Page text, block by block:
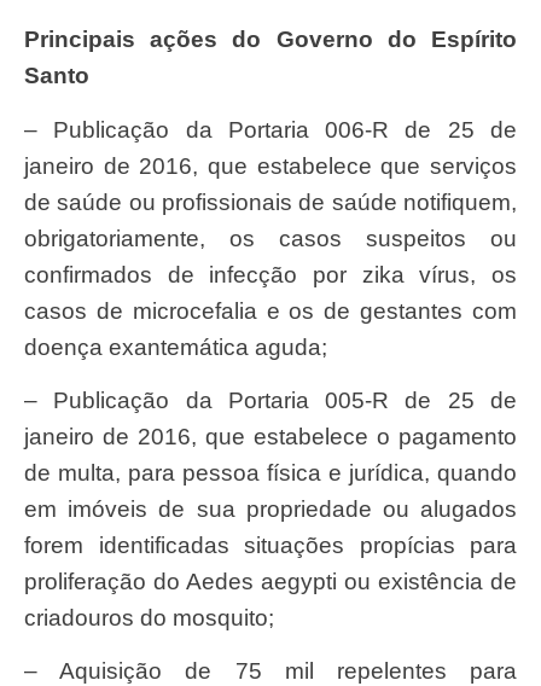
Principais ações do Governo do Espírito
Santo
– Publicação da Portaria 006-R de 25 de
janeiro de 2016, que estabelece que serviços
de saúde ou profissionais de saúde notifiquem,
obrigatoriamente, os casos suspeitos ou
confirmados de infecção por zika vírus, os
casos de microcefalia e os de gestantes com
doença exantemática aguda;
– Publicação da Portaria 005-R de 25 de
janeiro de 2016, que estabelece o pagamento
de multa, para pessoa física e jurídica, quando
em imóveis de sua propriedade ou alugados
forem identificadas situações propícias para
proliferação do Aedes aegypti ou existência de
criadouros do mosquito;
– Aquisição de 75 mil repelentes para